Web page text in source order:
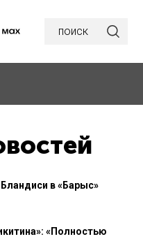
поиск
в «Барыс»
«Полностью